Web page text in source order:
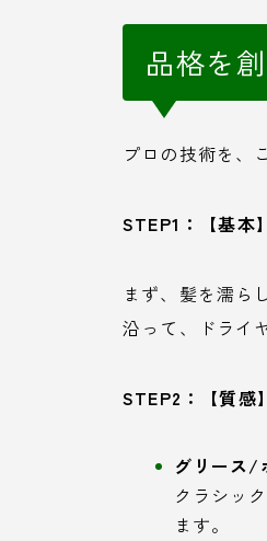
品格を
プロの技術を、
STEP1：【基本
まず、髪を濡ら
沿って、ドライ
STEP2：【質感
グリース/
クラシッ
ます。